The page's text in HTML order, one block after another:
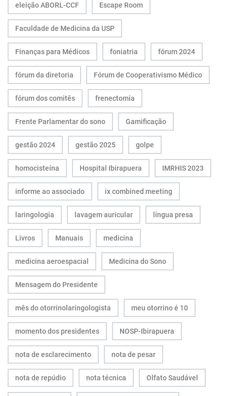
eleição ABORL-CCF Escape Room
Faculdade de Medicina da USP
Finanças para Médicos foniatria fórum 2024
fórum da diretoria Fórum de Cooperativismo Médico
fórum dos comitês frenectomia
Frente Parlamentar do sono Gamificação
gestão 2024 gestão 2025 golpe
homocisteína Hospital Ibirapuera IMRHIS 2023
informe ao associado ix combined meeting
laringologia lavagem auricular língua presa
Livros Manuais medicina
medicina aeroespacial Medicina do Sono
Mensagem do Presidente
mês do otorrinolaringologista meu otorrino é 10
momento dos presidentes NOSP-Ibirapuera
nota de esclarecimento nota de pesar
nota de repúdio nota técnica Olfato Saudável